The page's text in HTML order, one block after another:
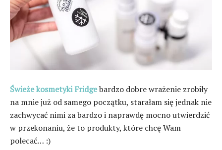
Świeże kosmetyki Fridgebardzo dobre wrażenie zrobiły
na mnie już od samego początku, starałam się jednak nie
zachwycać nimi za bardzo i naprawdę mocno utwierdzić
w przekonaniu, że to produkty, które chcę Wam
polecać… :)